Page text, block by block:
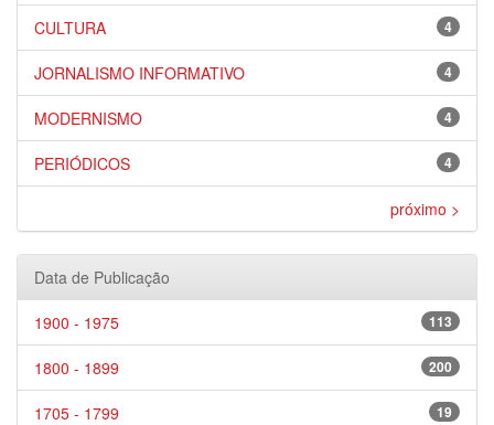
4
CULTURA
4
JORNALISMO INFORMATIVO
4
MODERNISMO
4
PERIÓDICOS
próximo >
Data de Publicação
113
1900 - 1975
200
1800 - 1899
19
1705 - 1799